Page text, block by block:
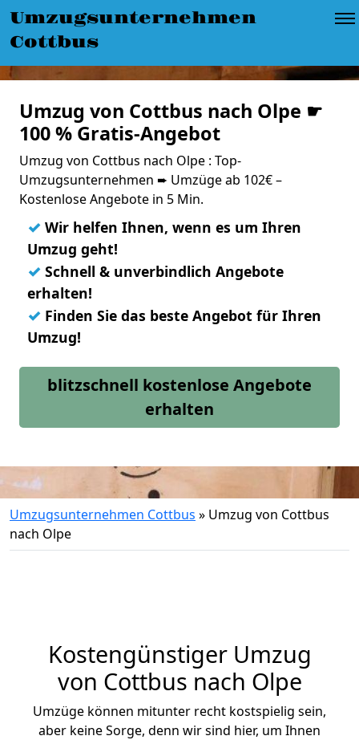
Umzugsunternehmen
Cottbus
Umzug von Cottbus nach Olpe ☛
100 % Gratis-Angebot
Umzug von Cottbus nach Olpe : Top-
Umzugsunternehmen ➨ Umzüge ab 102€ –
Kostenlose Angebote in 5 Min.
✓ Wir helfen Ihnen, wenn es um Ihren
Umzug geht!
✓ Schnell & unverbindlich Angebote
erhalten!
✓ Finden Sie das beste Angebot für Ihren
Umzug!
blitzschnell kostenlose Angebote
erhalten
Umzugsunternehmen Cottbus » Umzug von Cottbus
nach Olpe
Kostengünstiger Umzug
von Cottbus nach Olpe
Umzüge können mitunter recht kostspielig sein,
aber keine Sorge, denn wir sind hier, um Ihnen